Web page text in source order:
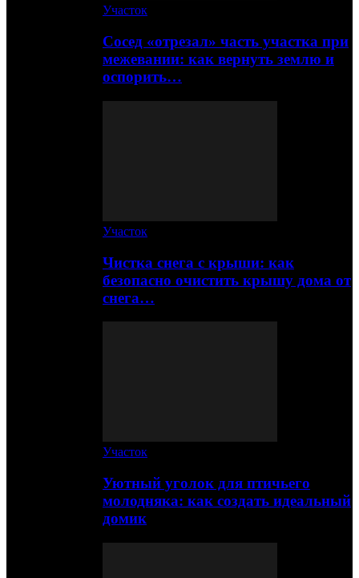
Участок
Сосед «отрезал» часть участка при
межевании: как вернуть землю и
оспорить…
Участок
Чистка снега с крыши: как
безопасно очистить крышу дома от
снега…
Участок
Уютный уголок для птичьего
молодняка: как создать идеальный
домик